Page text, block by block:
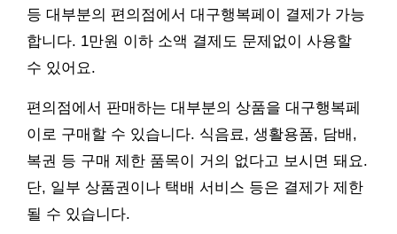
등 대부분의 편의점에서 대구행복페이 결제가 가능
합니다. 1만원 이하 소액 결제도 문제없이 사용할
수 있어요.
편의점에서 판매하는 대부분의 상품을 대구행복페
이로 구매할 수 있습니다. 식음료, 생활용품, 담배,
복권 등 구매 제한 품목이 거의 없다고 보시면 돼요.
단, 일부 상품권이나 택배 서비스 등은 결제가 제한
될 수 있습니다.